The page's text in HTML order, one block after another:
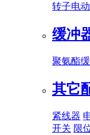
转子电
缓冲
聚氨酯
其它
紧线器
开关 限